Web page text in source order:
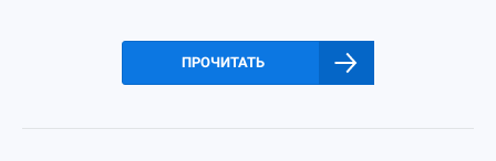
ПРОЧИТАТЬ